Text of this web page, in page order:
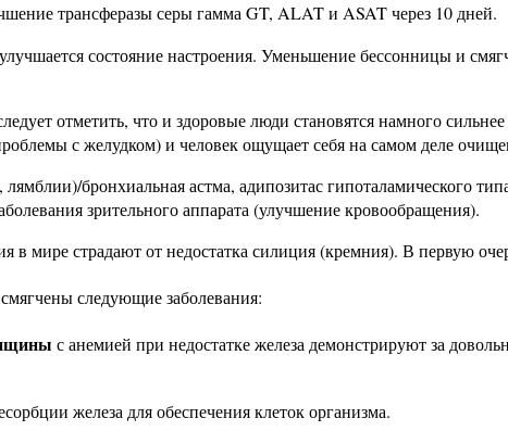
трансферазы серы гамма GT, ALAT и ASAT через 10 дней.
состояние настроения. Уменьшение бессонницы и
отметить, что и здоровые люди становятся намного
с желудком) и человек ощущает себя на самом деле
бронхиальная астма, адипозитас гипоталамического
зрительного аппарата (улучшение кровообращения).
в мире страдают от недостатка силиция (кремния). В первую
следующие заболевания:
с анемией при недостатке железа демонстрируют за
железа для обеспечения клеток организма.